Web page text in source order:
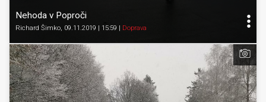
Nehoda v Poproči
Richard Šimko, 09.11.2019 | 15:59 Doprava